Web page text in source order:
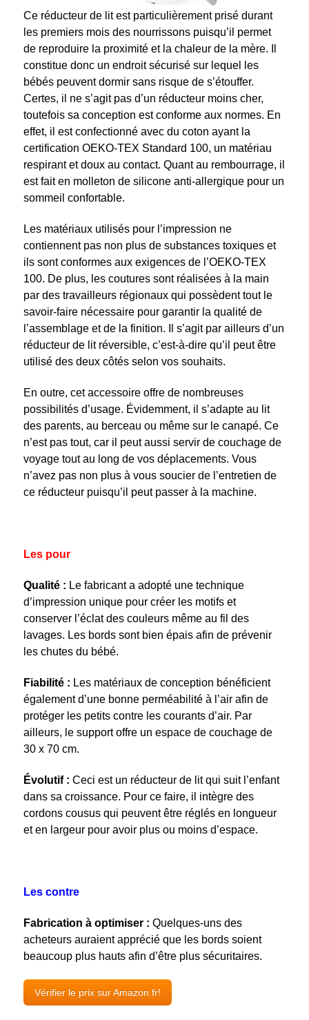
Ce réducteur de lit est particulièrement prisé durant
les premiers mois des nourrissons puisqu’il permet
de reproduire la proximité et la chaleur de la mère. Il
constitue donc un endroit sécurisé sur lequel les
bébés peuvent dormir sans risque de s’étouffer.
Certes, il ne s’agit pas d’un réducteur moins cher,
toutefois sa conception est conforme aux normes. En
effet, il est confectionné avec du coton ayant la
certification OEKO-TEX Standard 100, un matériau
respirant et doux au contact. Quant au rembourrage, il
est fait en molleton de silicone anti-allergique pour un
sommeil confortable.
Les matériaux utilisés pour l’impression ne
contiennent pas non plus de substances toxiques et
ils sont conformes aux exigences de l’OEKO-TEX
100. De plus, les coutures sont réalisées à la main
par des travailleurs régionaux qui possèdent tout le
savoir-faire nécessaire pour garantir la qualité de
l’assemblage et de la finition. Il s’agit par ailleurs d’un
réducteur de lit réversible, c’est-à-dire qu’il peut être
utilisé des deux côtés selon vos souhaits.
En outre, cet accessoire offre de nombreuses
possibilités d’usage. Évidemment, il s’adapte au lit
des parents, au berceau ou même sur le canapé. Ce
n’est pas tout, car il peut aussi servir de couchage de
voyage tout au long de vos déplacements. Vous
n’avez pas non plus à vous soucier de l’entretien de
ce réducteur puisqu’il peut passer à la machine.
Les pour
Qualité : Le fabricant a adopté une technique
d’impression unique pour créer les motifs et
conserver l’éclat des couleurs même au fil des
lavages. Les bords sont bien épais afin de prévenir
les chutes du bébé.
Fiabilité : Les matériaux de conception bénéficient
également d’une bonne perméabilité à l’air afin de
protéger les petits contre les courants d’air. Par
ailleurs, le support offre un espace de couchage de
30 x 70 cm.
Évolutif : Ceci est un réducteur de lit qui suit l’enfant
dans sa croissance. Pour ce faire, il intègre des
cordons cousus qui peuvent être réglés en longueur
et en largeur pour avoir plus ou moins d’espace.
Les contre
Fabrication à optimiser : Quelques-uns des
acheteurs auraient apprécié que les bords soient
beaucoup plus hauts afin d’être plus sécuritaires.
Vérifier le prix sur Amazon.fr!